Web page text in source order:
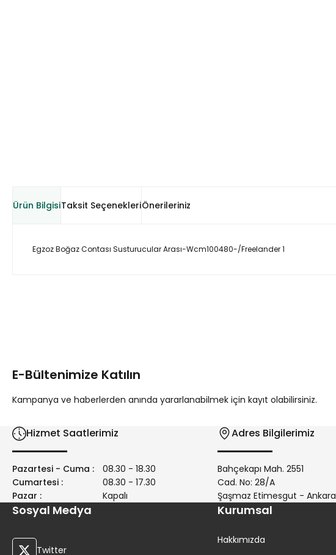
Ürün BilgisiTaksit SeçenekleriÖnerileriniz
Egzoz Boğaz Contası Susturucular Arası-Wcm100480-/Freelander 1
Ürün bilgilerinde hatalar bulunuyor.
E-Bültenimize Katılın
Kampanya ve haberlerden anında yararlanabilmek için kayıt olabilirsiniz.
Hizmet Saatlerimiz
Pazartesi - Cuma :
08.30 - 18.30
Cumartesi :
08.30 - 17.30
Pazar :
Kapalı
Adres Bilgilerimiz
Bahçekapı Mah. 2551
Cad. No: 28/A
Şaşmaz Etimesgut - Ankara
Sosyal Medya
Twitter
Kurumsal
Hakkımızda